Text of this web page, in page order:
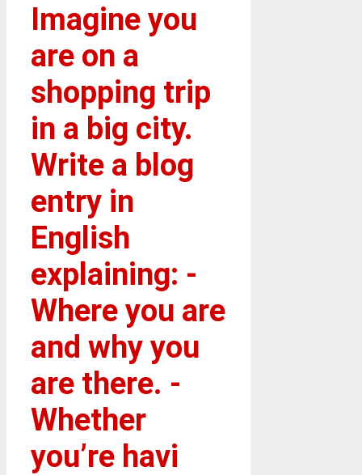
Imagine you
are on a
shopping trip
in a big city.
Write a blog
entry in
English
explaining: -
Where you are
and why you
are there. -
Whether
you’re havi